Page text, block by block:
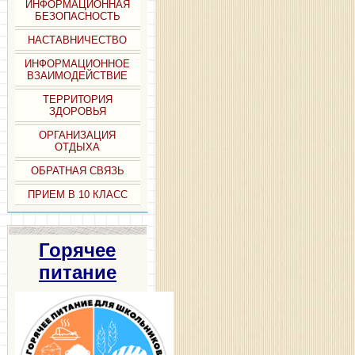
ИНФОРМАЦИОННАЯ
БЕЗОПАСНОСТЬ
НАСТАВНИЧЕСТВО
ИНФОРМАЦИОННОЕ
ВЗАИМОДЕЙСТВИЕ
ТЕРРИТОРИЯ
ЗДОРОВЬЯ
ОРГАНИЗАЦИЯ
ОТДЫХА
ОБРАТНАЯ СВЯЗЬ
ПРИЕМ В 10 КЛАСС
Горячее
питание